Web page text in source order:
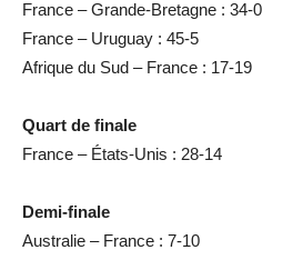
France – Grande-Bretagne : 34-0
France – Uruguay : 45-5
Afrique du Sud – France : 17-19
Quart de finale
France – États-Unis : 28-14
Demi-finale
Australie – France : 7-10